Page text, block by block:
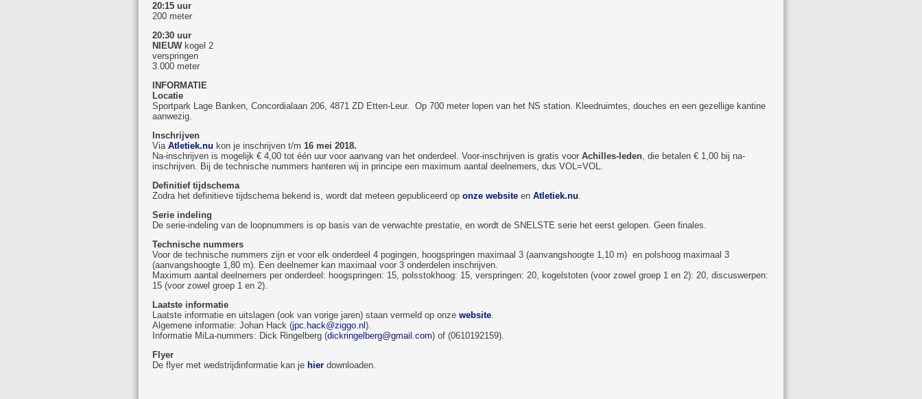
20:15 uur
200 meter
20:30 uur
NIEUWkogel 2
verspringen
3.000 meter
INFORMATIE
Locatie
Sportpark Lage Banken, Concordialaan 206, 4871 ZD Etten-Leur. Op 700 meter lopen van het NS station. Kleedruimtes, douches en een gezellige kantine
aanwezig.
Inschrijven
Via Atletiek.nu kon je inschrijven t/m 16 mei 2018.
Na-inschrijven is mogelijk € 4,00 tot één uur voor aanvang van het onderdeel. Voor-inschrijven is gratis voor Achilles-leden, die betalen € 1,00 bij na-
inschrijven. Bij de technische nummers hanteren wij in principe een maximum aantal deelnemers, dus VOL=VOL.
Definitief tijdschema
Zodra het definitieve tijdschema bekend is, wordt dat meteen gepubliceerd op onze websiteen Atletiek.nu.
Serie indeling
De serie-indeling van de loopnummers is op basis van de verwachte prestatie, en wordt de SNELSTE serie het eerst gelopen. Geen finales.
Technische nummers
Voor de technische nummers zijn er voor elk onderdeel 4 pogingen, hoogspringen maximaal 3 (aanvangshoogte 1,10 m) en polshoog maximaal 3
(aanvangshoogte 1,80 m). Een deelnemer kan maximaal voor 3 onderdelen inschrijven.
Maximum aantal deelnemers per onderdeel: hoogspringen: 15, polsstokhoog: 15, verspringen: 20, kogelstoten (voor zowel groep 1 en 2): 20, discuswerpen:
15 (voor zowel groep 1 en 2).
Laatste informatie
Laatste informatie en uitslagen (ook van vorige jaren) staan vermeld op onze website.
Algemene informatie: Johan Hack (jpc.hack@ziggo.nl ).
Informatie MiLa-nummers: Dick Ringelberg (dickringelberg@gmail.com) of (0610192159).
Flyer
De flyer met wedstrijdinformatie kan je hierdownloaden.